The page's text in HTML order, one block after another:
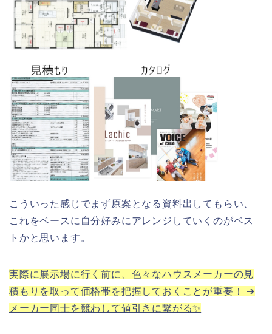
こういった感じでまず原案となる資料出してもらい、
これをベースに自分好みにアレンジしていくのがベス
トかと思います。
実際に展示場に行く前に、色々なハウスメーカーの見
積もりを取って価格帯を把握しておくことが重要！ ➔
メーカー同士を競わして値引きに繋がる✨